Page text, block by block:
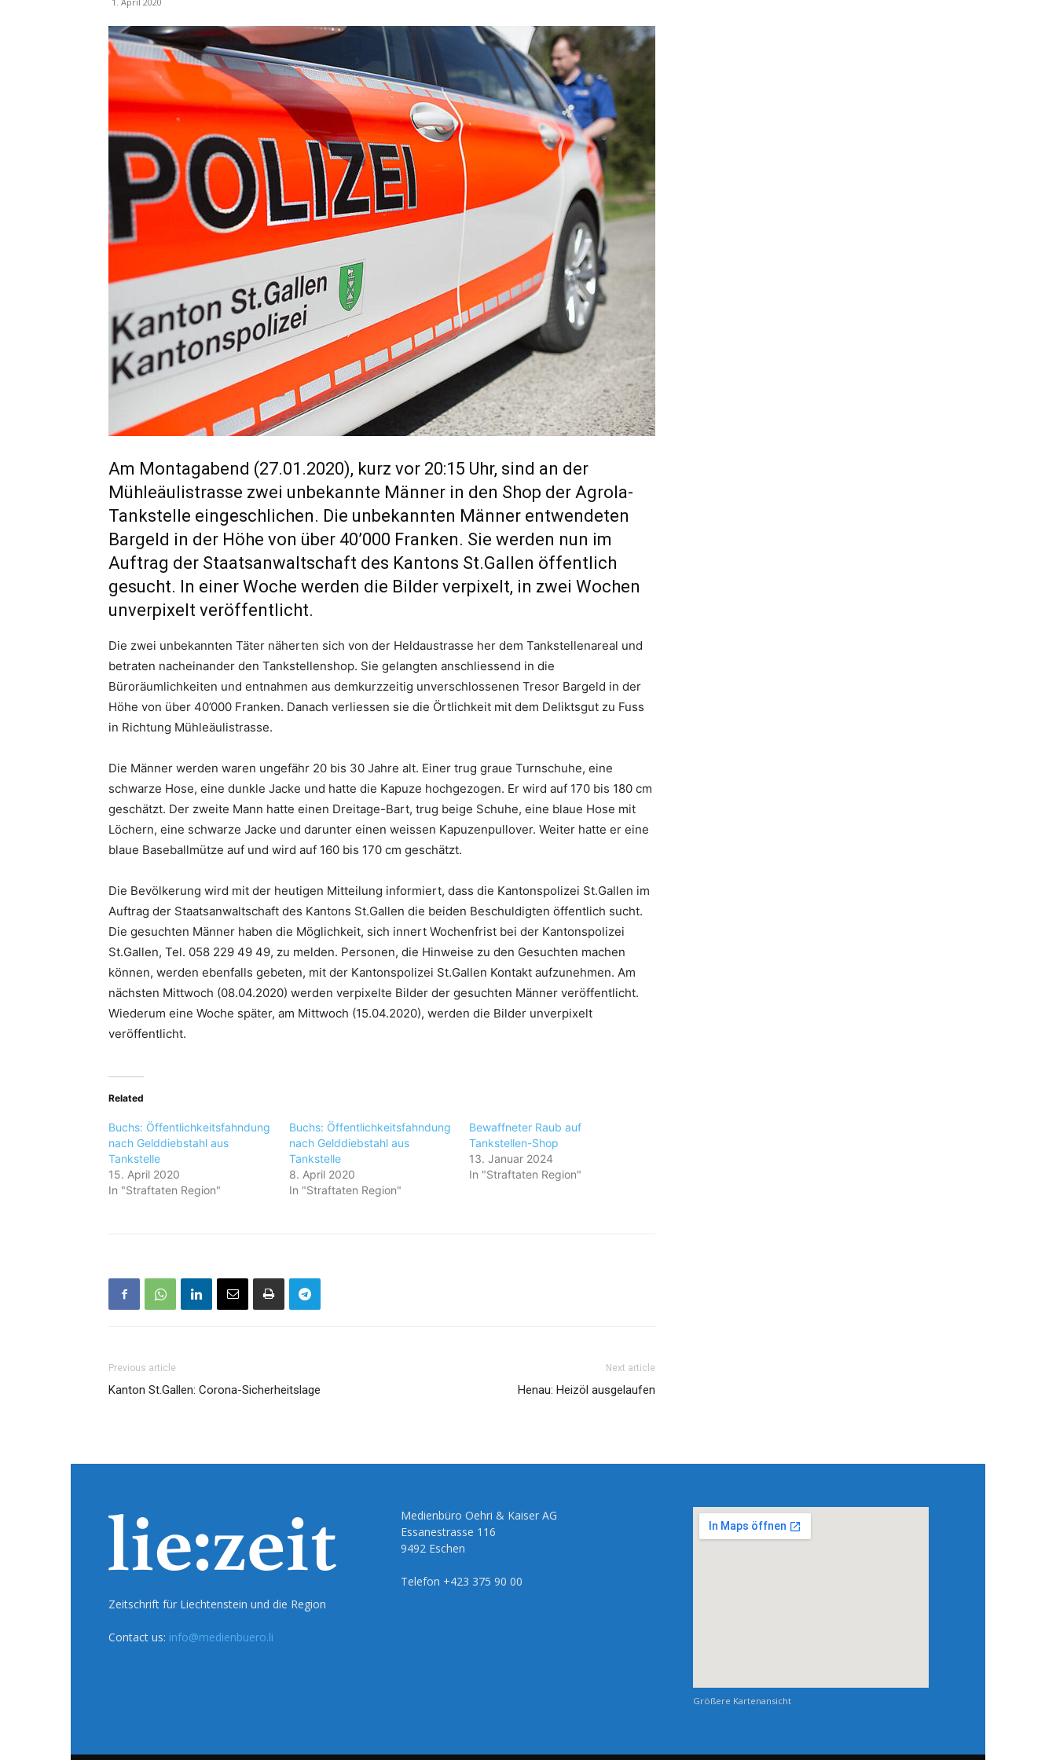
Am Montagabend (27.01.2020), kurz vor 20:15 Uhr, sind an der
Mühleäulistrasse zwei unbekannte Männer in den Shop der Agrola-
Tankstelle eingeschlichen. Die unbekannten Männer entwendeten
Bargeld in der Höhe von über 40’000 Franken. Sie werden nun im
Auftrag der Staatsanwaltschaft des Kantons St.Gallen öffentlich
gesucht. In einer Woche werden die Bilder verpixelt, in zwei Wochen
unverpixelt veröffentlicht.
Die zwei unbekannten Täter näherten sich von der Heldaustrasse her dem Tankstellenareal und
betraten nacheinander den Tankstellenshop. Sie gelangten anschliessend in die
Büroräumlichkeiten und entnahmen aus demkurzzeitig unverschlossenen Tresor Bargeld in der
Höhe von über 40’000 Franken. Danach verliessen sie die Örtlichkeit mit dem Deliktsgut zu Fuss
in Richtung Mühleäulistrasse.
Die Männer werden waren ungefähr 20 bis 30 Jahre alt. Einer trug graue Turnschuhe, eine
schwarze Hose, eine dunkle Jacke und hatte die Kapuze hochgezogen. Er wird auf 170 bis 180 cm
geschätzt. Der zweite Mann hatte einen Dreitage-Bart, trug beige Schuhe, eine blaue Hose mit
Löchern, eine schwarze Jacke und darunter einen weissen Kapuzenpullover. Weiter hatte er eine
blaue Baseballmütze auf und wird auf 160 bis 170 cm geschätzt.
Die Bevölkerung wird mit der heutigen Mitteilung informiert, dass die Kantonspolizei St.Gallen im
Auftrag der Staatsanwaltschaft des Kantons St.Gallen die beiden Beschuldigten öffentlich sucht.
Die gesuchten Männer haben die Möglichkeit, sich innert Wochenfrist bei der Kantonspolizei
St.Gallen, Tel. 058 229 49 49, zu melden. Personen, die Hinweise zu den Gesuchten machen
können, werden ebenfalls gebeten, mit der Kantonspolizei St.Gallen Kontakt aufzunehmen. Am
nächsten Mittwoch (08.04.2020) werden verpixelte Bilder der gesuchten Männer veröffentlicht.
Wiederum eine Woche später, am Mittwoch (15.04.2020), werden die Bilder unverpixelt
veröffentlicht.
Related
Buchs: Öffentlichkeitsfahndung
nach Gelddiebstahl aus
Tankstelle
15. April 2020
In "Straftaten Region"
Buchs: Öffentlichkeitsfahndung
nach Gelddiebstahl aus
Tankstelle
8. April 2020
In "Straftaten Region"
Bewaffneter Raub auf
Tankstellen-Shop
13. Januar 2024
In "Straftaten Region"
Previous article
Kanton St.Gallen: Corona-Sicherheitslage
Next article
Henau: Heizöl ausgelaufen
Zeitschrift für Liechtenstein und die Region
Contact us: info@medienbuero.li
Medienbüro Oehri & Kaiser AG
Essanestrasse 116
9492 Eschen
Telefon +423 375 90 00
Größere Kartenansicht